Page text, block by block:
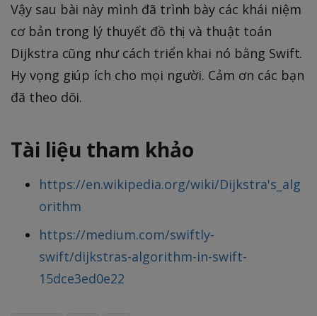
Vậy sau bài này mình đã trình bày các khái niệm
cơ bản trong lý thuyết đồ thị và thuật toán
Dijkstra cũng như cách triển khai nó bằng Swift.
Hy vọng giúp ích cho mọi người. Cảm ơn các bạn
đã theo dõi.
Tài liệu tham khảo
https://en.wikipedia.org/wiki/Dijkstra's_alg
orithm
https://medium.com/swiftly-
swift/dijkstras-algorithm-in-swift-
15dce3ed0e22